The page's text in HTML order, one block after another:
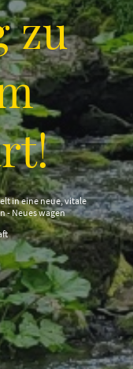
zu
in eine neue, vitale
- Neues wagen